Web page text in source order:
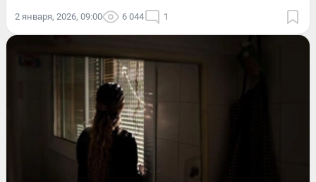
2 января, 2026, 09:00 6 044 1